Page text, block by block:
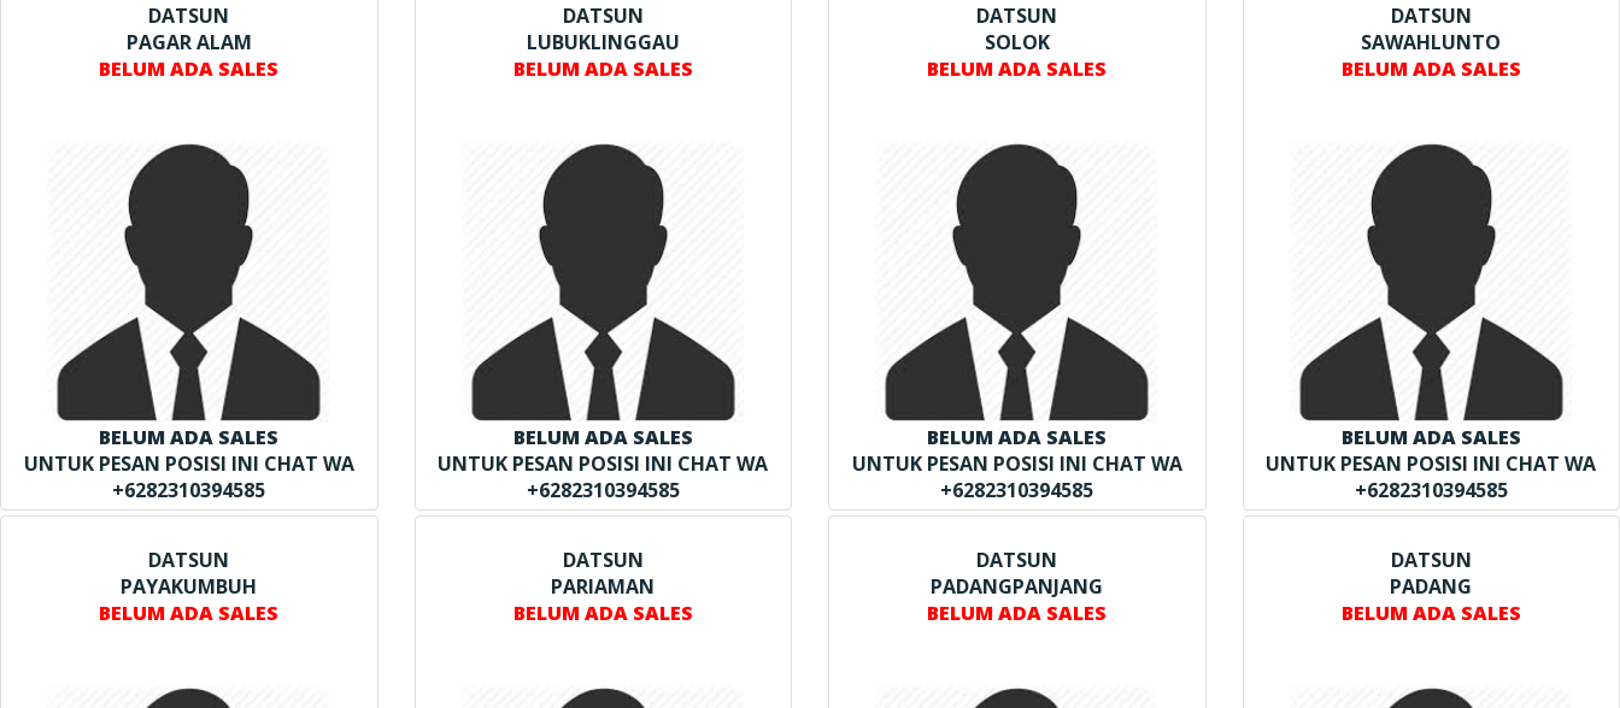
DATSUN
PAGAR ALAM
BELUM ADA SALES
BELUM ADA SALES
UNTUK PESAN POSISI INI CHAT WA
+6282310394585
DATSUN
LUBUKLINGGAU
BELUM ADA SALES
BELUM ADA SALES
UNTUK PESAN POSISI INI CHAT WA
+6282310394585
DATSUN
SOLOK
BELUM ADA SALES
BELUM ADA SALES
UNTUK PESAN POSISI INI CHAT WA
+6282310394585
DATSUN
SAWAHLUNTO
BELUM ADA SALES
BELUM ADA SALES
UNTUK PESAN POSISI INI CHAT WA
+6282310394585
DATSUN
PAYAKUMBUH
BELUM ADA SALES
DATSUN
PARIAMAN
BELUM ADA SALES
DATSUN
PADANGPANJANG
BELUM ADA SALES
DATSUN
PADANG
BELUM ADA SALES